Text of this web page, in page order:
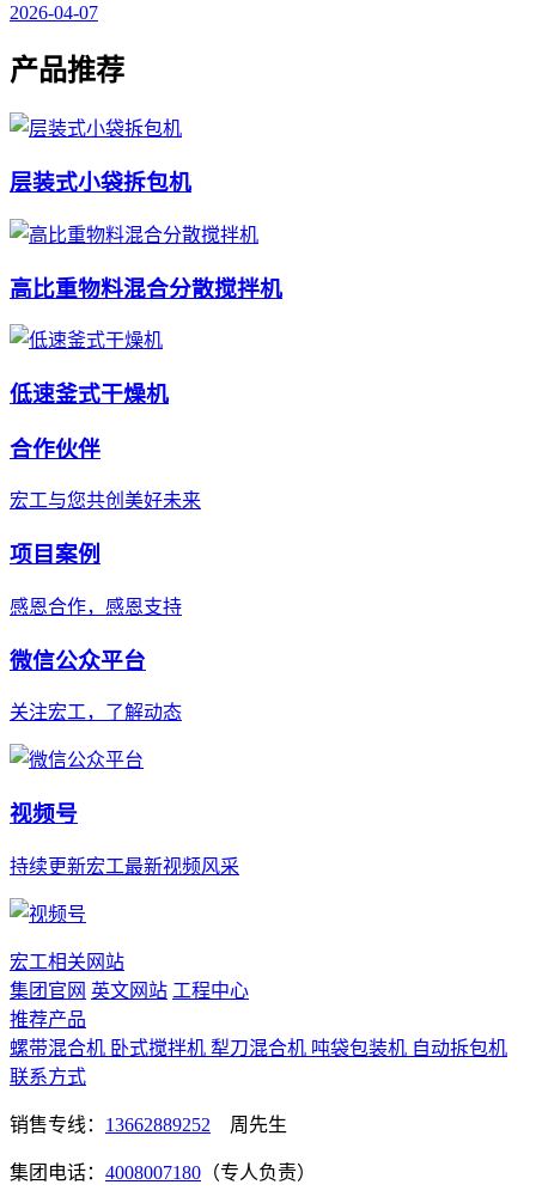
2026-04-07
产品推荐
层装式小袋拆包机
高比重物料混合分散搅拌机
低速釜式干燥机
合作伙伴
宏工与您共创美好未来
项目案例
感恩合作，感恩支持
微信公众平台
关注宏工，了解动态
视频号
持续更新宏工最新视频风采
宏工相关网站
集团官网 英文网站 工程中心
推荐产品
螺带混合机 卧式搅拌机 犁刀混合机 吨袋包装机 自动拆包机
联系方式
销售专线： 13662889252 周先生
集团电话： 4008007180 （专人负责）